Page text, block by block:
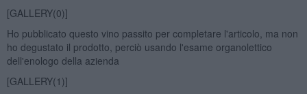
[GALLERY(0)]
Ho pubblicato questo vino passito per completare l'articolo, ma non
ho degustato il prodotto, perciò usando l'esame organolettico
dell'enologo della azienda
[GALLERY(1)]